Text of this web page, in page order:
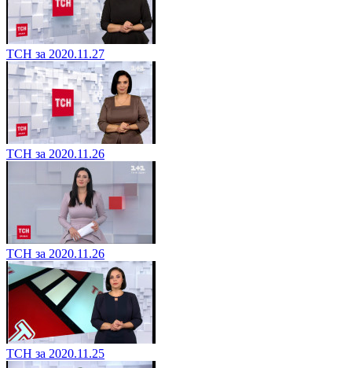
ТСН за 2020.11.27
ТСН за 2020.11.26
ТСН за 2020.11.26
ТСН за 2020.11.25